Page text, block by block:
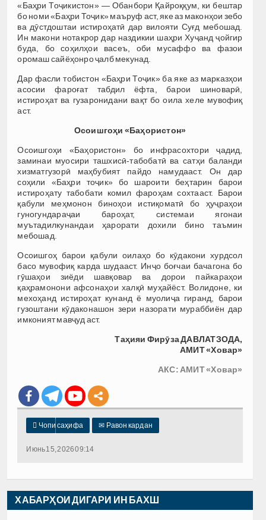
«Баҳри Тоҷикистон» — Обанбори Қайроққум, ки бештар
бо номи «Баҳри Тоҷик» маъруф аст, яке аз маконҳои зебо
ва дӯстдоштаи истироҳатӣ дар вилояти Суғд мебошад.
Ин макони нотакрор дар наздикии шаҳри Хуҷанд ҷойгир
буда, бо соҳилҳои васеъ, оби мусаффо ва фазои
оромаш сайёҳонро ҷалб мекунад.
Дар фасли тобистон «Баҳри Тоҷик» ба яке аз марказҳои
асосии фароғат табдил ёфта, барои шиноварӣ,
истироҳат ва гузаронидани вақт бо оила хеле мувофиқ
аст.
Осоишгоҳи «Баҳористон»
Осоишгоҳи «Баҳористон» бо инфрасохтори ҷадид,
заминаи муосири ташхисӣ-табобатӣ ва сатҳи баланди
хизматгузорӣ маҳбубият пайдо намудааст. Он дар
соҳили «Баҳри тоҷик» бо шароити беҳтарин барои
истироҳату табобати комил фароҳам сохтааст. Барои
қабули меҳмонон биноҳои истиқоматӣ бо ҳуҷраҳои
гуногундараҷаи бароҳат, системаи ягонаи
муътадилкунандаи ҳарорати дохили бино таъмин
мебошад.
Осоишгоҳ барои қабули оилаҳо бо кӯдакони хурдсол
басо мувофиқ карда шудааст. Инҷо боғчаи бачагона бо
гӯшаҳои зиёди шавқовар ва дорои пайкараҳои
қаҳрамонони афсонаҳои халқӣ муҳайёст. Волидоне, ки
мехоҳанд истироҳат кунанд ё муолиҷа гиранд, барои
гузоштани кӯдаконашон зери назорати мураббиён дар
имконият мавҷуд аст.
Таҳияи Фирӯза ДАВЛАТЗОДА,
АМИТ «Ховар»
АКС: АМИТ «Ховар»
 Чопи саҳифа ✉ Равон кардан
Июнь 15, 2026 09:14
ХАБАРҲОИ ДИГАРИ ИН БАХШ